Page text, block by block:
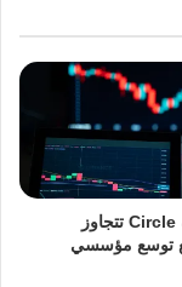
أرباح شركة Circle تتجاوز
توسع مؤسسي